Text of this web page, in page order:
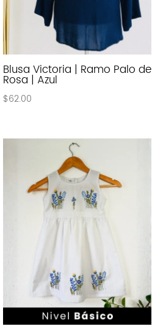
Blusa Victoria | Ramo Palo de
Rosa | Azul
$62.00